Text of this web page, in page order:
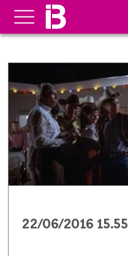
22/06/2016 15.55